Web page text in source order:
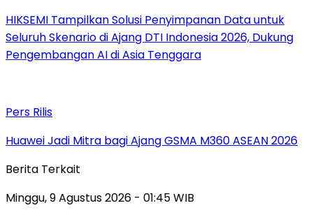
HIKSEMI Tampilkan Solusi Penyimpanan Data untuk
Seluruh Skenario di Ajang DTI Indonesia 2026, Dukung
Pengembangan AI di Asia Tenggara
Pers Rilis
Huawei Jadi Mitra bagi Ajang GSMA M360 ASEAN 2026
Berita Terkait
Minggu, 9 Agustus 2026 - 01:45 WIB